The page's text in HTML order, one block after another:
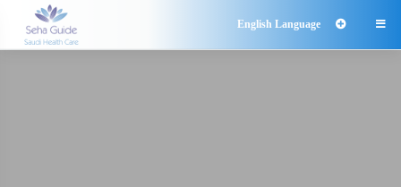

English Language